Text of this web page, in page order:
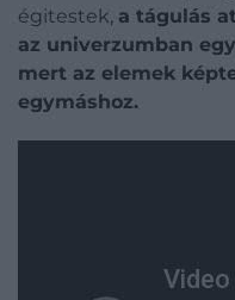
égitestek, a tágulás
az univerzumban
mert az elemek
egymáshoz.